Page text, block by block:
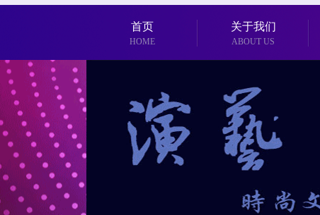
首页
HOME
关于我们
ABOUT US